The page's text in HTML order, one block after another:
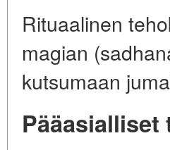
Rituaalinen
magian
kutsumaan